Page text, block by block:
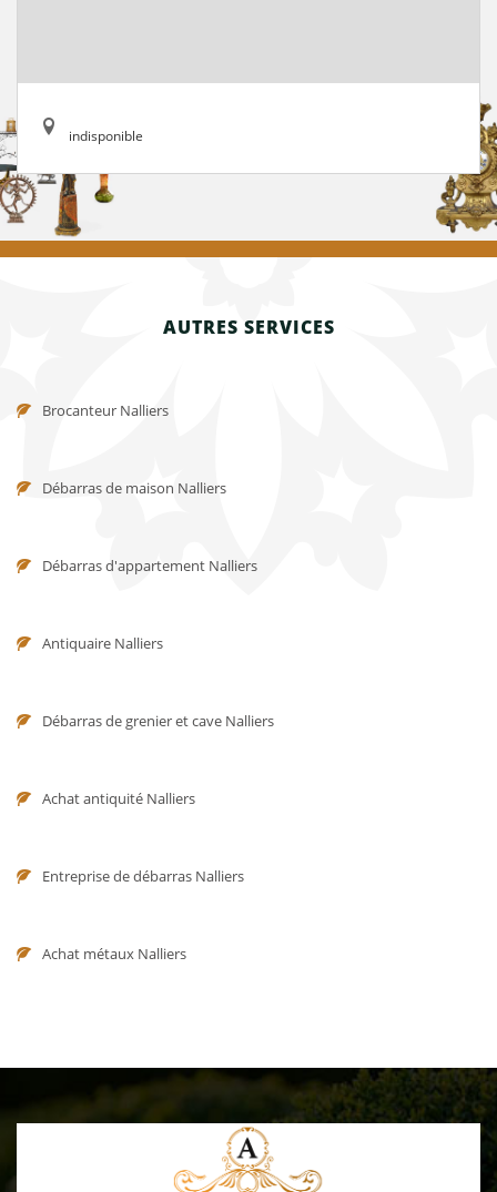
indisponible
AUTRES SERVICES
Brocanteur Nalliers
Débarras de maison Nalliers
Débarras d'appartement Nalliers
Antiquaire Nalliers
Débarras de grenier et cave Nalliers
Achat antiquité Nalliers
Entreprise de débarras Nalliers
Achat métaux Nalliers